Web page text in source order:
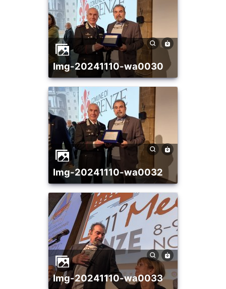
img-20241110-wa0030
img-20241110-wa0032
img-20241110-wa0033